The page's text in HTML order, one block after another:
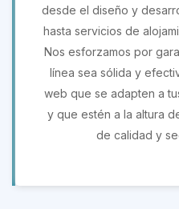
desde el diseño y
hasta servicios de
Nos esforzamos por
línea sea sólida y
web que se adapten a
y que estén a la altura
de calidad y